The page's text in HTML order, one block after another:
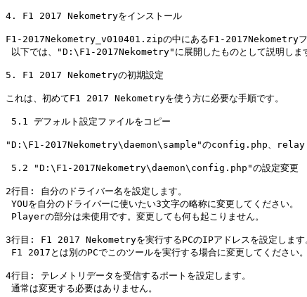
4. F1 2017 Nekometryをインストール
F1-2017Nekometry_v010401.zipの中にあるF1-2017Nekometryフォ
以下では、"D:\F1-2017Nekometry"に展開したものとして説明しま
5. F1 2017 Nekometryの初期設定
これは、初めてF1 2017 Nekometryを使う方に必要な手順です。
5.1 デフォルト設定ファイルをコピー
"D:\F1-2017Nekometry\daemon\sample"のconfig.php、
5.2 "D:\F1-2017Nekometry\daemon\config.php"の設定変更
2行目: 自分のドライバー名を設定します。
YOUを自分のドライバーに使いたい3文字の略称に変更してください。
Playerの部分は未使用です。変更しても何も起こりません。
3行目: F1 2017 Nekometryを実行するPCのIPアドレスを設定します
F1 2017とは別のPCでこのツールを実行する場合に変更してください。
4行目: テレメトリデータを受信するポートを設定します。
通常は変更する必要はありません。